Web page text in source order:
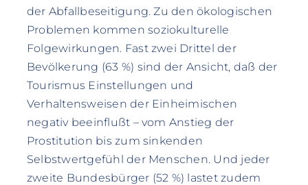
der Abfallbeseitigung. Zu den ökologischen
Problemen kommen soziokulturelle
Folgewirkungen. Fast zwei Drittel der
Bevölkerung (63 %) sind der Ansicht, daß der
Tourismus Einstellungen und
Verhaltensweisen der Einheimischen
negativ beeinflußt – vom Anstieg der
Prostitution bis zum sinkenden
Selbstwertgefühl der Menschen. Und jeder
zweite Bundesbürger (52 %) lastet zudem